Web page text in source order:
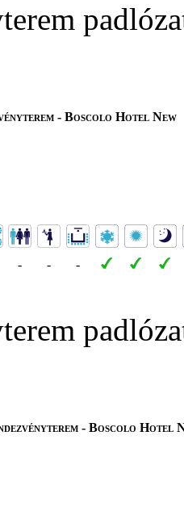
- Boscolo Hotel New
- - -
- Boscolo Hotel